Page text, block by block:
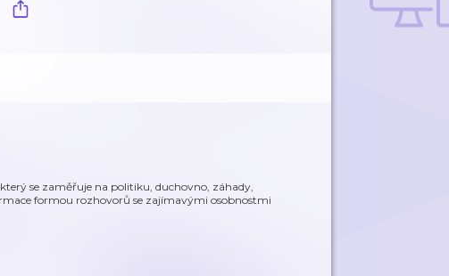
se zaměřuje na politiku, duchovno, záhady,
formou rozhovorů se zajímavými osobnostmi